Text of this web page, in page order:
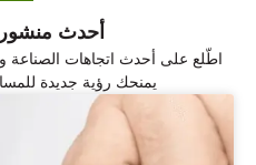
أحدث
اطّلع على أحدث اتجاهات الصناعة
يمنحك رؤية جديدة